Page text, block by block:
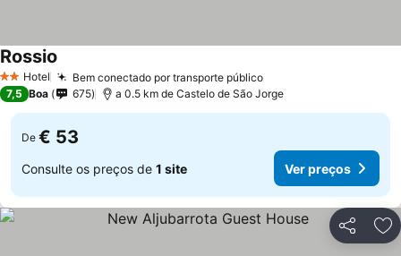
2 Estrelas
Hotel Bem conectado por transporte público
Rossio
7,5 Boa 675 a 0.5 km de Castelo de São Jorge
De € 53
Consulte os preços de 1 site Ver preços
Partilhar